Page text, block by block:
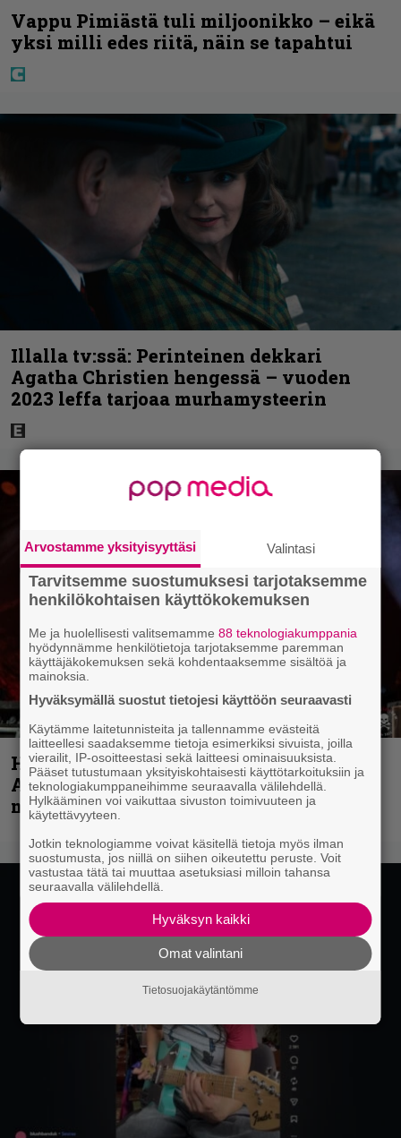
Vappu Pimiästä tuli miljoonikko – eikä
yksi milli edes riitä, näin se tapahtui
Illalla tv:ssä: Perinteinen dekkari
Agatha Christien hengessä – vuoden
2023 leffa tarjoaa murhamysteerin
Hellsinki Metal Festival kuvina, osa 1 –
Accept, Carcass, Black Label Society ja
muita avauspäivän esiintyjiä
Arvostamme yksityisyyttäsi Valintasi
Tarvitsemme suostumuksesi tarjotaksemme
henkilökohtaisen käyttökokemuksen
Me ja huolellisesti valitsemamme88 teknologiakumppania
hyödynnämme henkilötietoja tarjotaksemme paremman
käyttäjäkokemuksen sekä kohdentaaksemme sisältöä ja
mainoksia.
Hyväksymällä suostut tietojesi käyttöön seuraavasti
Käytämme laitetunnisteita ja tallennamme evästeitä
laitteellesi saadaksemme tietoja esimerkiksi sivuista, joilla
vierailit, IP-osoitteestasi sekä laitteesi ominaisuuksista.
Pääset tutustumaan yksityiskohtaisesti käyttötarkoituksiin ja
teknologiakumppaneihimme seuraavalla välilehdellä.
Hylkääminen voi vaikuttaa sivuston toimivuuteen ja
käytettävyyteen.
Jotkin teknologiamme voivat käsitellä tietoja myös ilman
suostumusta, jos niillä on siihen oikeutettu peruste. Voit
vastustaa tätä tai muuttaa asetuksiasi milloin tahansa
seuraavalla välilehdellä.
Hyväksyn kaikki
Omat valintani
Tietosuojakäytäntömme